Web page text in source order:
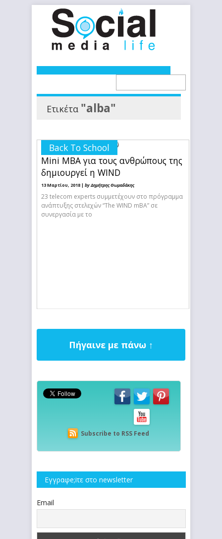
Ετικέτα "alba"
Back To School
Mini MBA για τους ανθρώπους της
δημιουργεί η WIND
13 Μαρτίου, 2018 | by Δημήτρης Θωμαδάκης
23 telecom experts συμμετέχουν στο πρόγραμμα
ανάπτυξης στελεχών “The WIND mBA” σε
συνεργασία με το
Πήγαινε με πάνω ↑
Subscribe to RSS Feed
Εγγραφe;iτε στο newsletter
Email